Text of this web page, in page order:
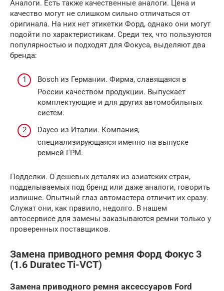
Аналоги. Есть также качественные аналоги. Цена и
качество могут не слишком сильно отличаться от
оригинала. На них нет этикетки Форд, однако они могут
подойти по характеристикам. Среди тех, что пользуются
популярностью и подходят для Фокуса, выделяют два
бренда:
Bosch из Германии. Фирма, славящаяся в
России качеством продукции. Выпускает
комплектующие и для других автомобильных
систем.
Dayco из Италии. Компания,
специализирующаяся именно на выпуске
ремней ГРМ.
Подделки. О дешевых деталях из азиатских стран,
подделываемых под бренд или даже аналоги, говорить
излишне. Опытный глаз автомастера отличит их сразу.
Служат они, как правило, недолго. В нашем
автосервисе для замены заказываются ремни только у
проверенных поставщиков.
Замена приводного ремня Форд Фокус 3
(1.6 Duratec Ti-VCT)
Замена приводного ремня аксессуаров Ford